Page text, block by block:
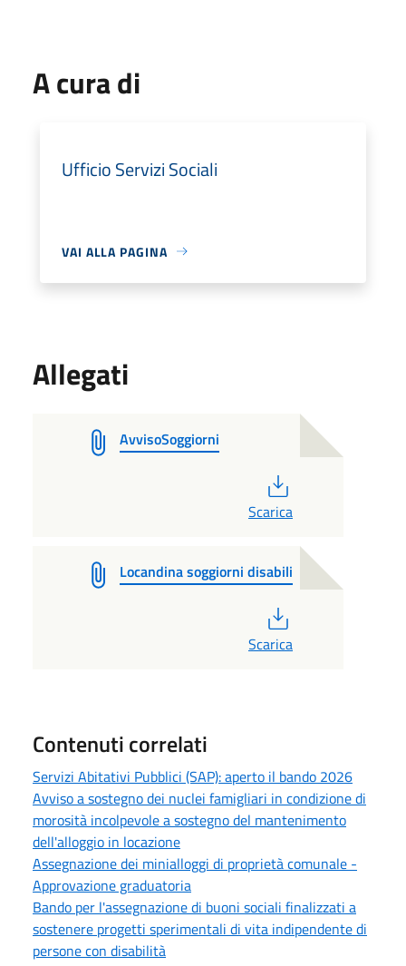
A cura di
Ufficio Servizi Sociali
VAI ALLA PAGINA
Allegati
AvvisoSoggiorni
Scarica
Locandina soggiorni disabili
Scarica
Contenuti correlati
Servizi Abitativi Pubblici (SAP): aperto il bando 2026
Avviso a sostegno dei nuclei famigliari in condizione di
morosità incolpevole a sostegno del mantenimento
dell'alloggio in locazione
Assegnazione dei minialloggi di proprietà comunale -
Approvazione graduatoria
Bando per l'assegnazione di buoni sociali finalizzati a
sostenere progetti sperimentali di vita indipendente di
persone con disabilità